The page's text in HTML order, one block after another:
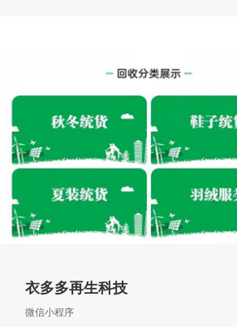
衣多多再生科技
微信小程序